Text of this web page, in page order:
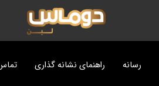
رسانه راهنمای نشانه گذاری